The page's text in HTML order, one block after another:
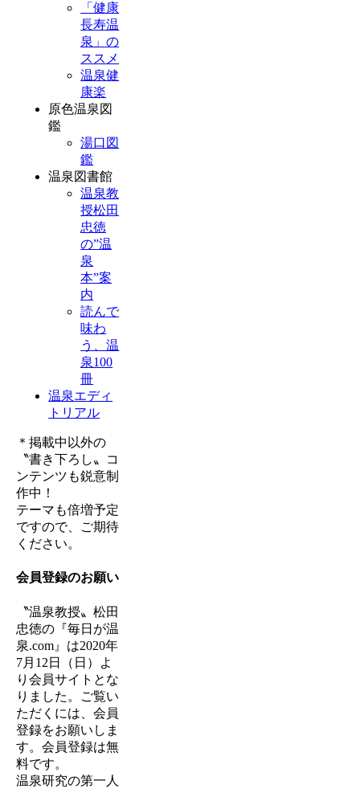
「健康
長寿温
泉」の
ススメ
温泉健
康楽
原色温泉図
鑑
湯口図
鑑
温泉図書館
温泉教
授松田
忠徳
の”温
泉
本”案
内
読んで
味わ
う、温
泉100
冊
温泉エディ
トリアル
＊掲載中以外の
〝書き下ろし〟コ
ンテンツも鋭意制
作中！
テーマも倍増予定
ですので、ご期待
ください。
会員登録のお願い
〝温泉教授〟松田
忠徳の『毎日が温
泉.com』は2020年
7月12日（日）
よ
り会員サイトとな
りました。ご覧い
ただくには、会員
登録をお願いしま
す。会員登録は無
料です。
温泉研究の第一人